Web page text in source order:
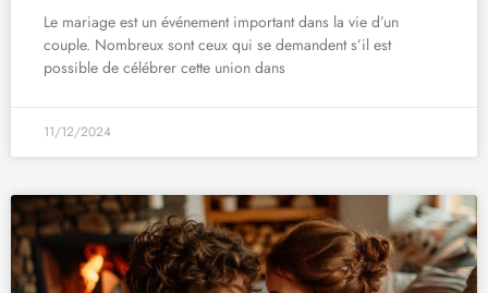
Le mariage est un événement important dans la vie d’un
couple. Nombreux sont ceux qui se demandent s’il est
possible de célébrer cette union dans
11/12/2024